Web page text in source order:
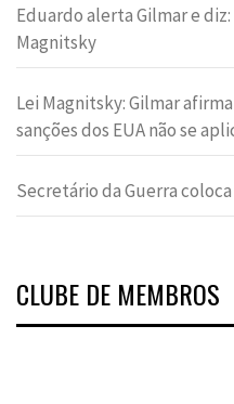
Eduardo alerta Gilmar e
Magnitsky
Lei Magnitsky: Gilmar
sanções dos EUA não se
Secretário da Guerra coloca
CLUBE DE MEMBROS